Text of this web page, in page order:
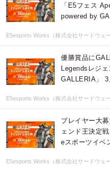
「E5フェス
powered by
E5esports Works（株式会社サードウェー
優勝賞品に
Legendsレジ
GALLERIA」
E5esports Works（株式会社サードウェー
プレイヤー大
ェンド王決定
eスポーツイベ
E5esports Works（株式会社サードウェー